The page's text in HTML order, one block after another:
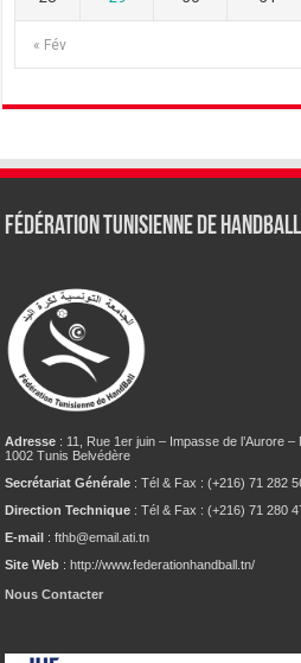
« Fév
Fédération tunisienne de Handball
Adresse : 11, Rue 1er juin – Impasse de l’Aurore
1002 Tunis Belvédère
Secrétariat Générale : Tél & Fax : (+216) 71 282
Direction Technique : Tél & Fax : (+216) 71 280
E-mail : fthb@email.ati.tn
Site Web : http://www.federationhandball.tn/
Nous Contacter